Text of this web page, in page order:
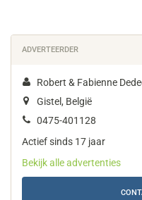
ADVERTEERDER
Robert & Fabienne
Gistel, België
0475-401128
Actief sinds 17 jaar
Bekijk alle advertenties